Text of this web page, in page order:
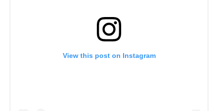
View this post on Instagram